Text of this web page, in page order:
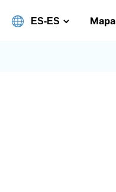
Mapa